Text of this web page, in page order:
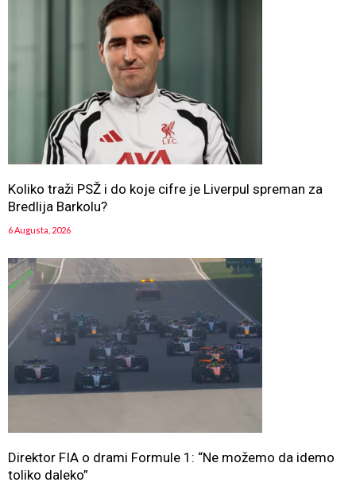
Koliko traži PSŽ i do koje cifre je Liverpul spreman za
Bredlija Barkolu?
6 Augusta, 2026
Direktor FIA o drami Formule 1: “Ne možemo da idemo
toliko daleko”